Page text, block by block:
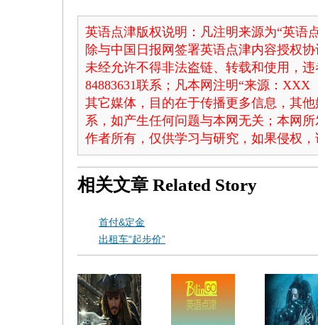
英语点津版权说明：凡注明来源为“英语
除与中国日报网签署英语点津内容授权
未经允许不得非法盗链、转载和使用，
84883631联系；凡本网注明“来源：
其它媒体，目的在于传播更多信息，其
系，如产生任何问题与本网无关；本网
作者所有，仅供学习与研究，如果侵权
相关文章 Related Story
首付&定金
出租车“起步价”